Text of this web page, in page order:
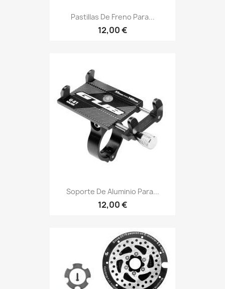
Pastillas De Freno Para...
12,00 €
Soporte De Aluminio Para...
12,00 €